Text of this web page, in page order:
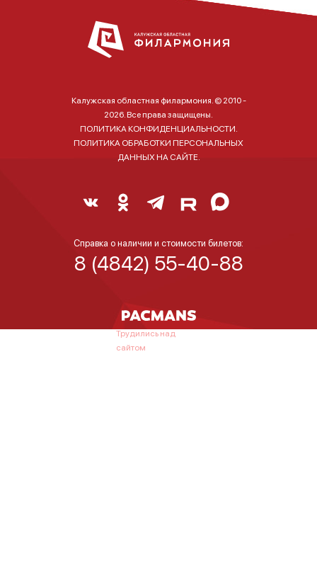
Калужская областная филармония. © 2010 -
2026. Все права защищены.
ПОЛИТИКА КОНФИДЕНЦИАЛЬНОСТИ.
ПОЛИТИКА ОБРАБОТКИ ПЕРСОНАЛЬНЫХ
ДАННЫХ НА САЙТЕ.
Справка о наличии и стоимости билетов:
8 (4842) 55-40-88
Трудились над
сайтом